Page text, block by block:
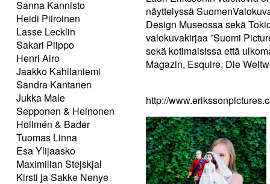
Sanna Kannisto
Heidi Piiroinen
Lasse Lecklin
Sakari Piippo
Henri Airo
Jaakko Kahilaniemi
Sandra Kantanen
Jukka Male
Sepponen & Heinonen
Hollmén & Bader
Tuomas Linna
Esa Ylijaasko
Maximilian Stejskjal
Kirsti ja Sakke Nenye
näyttelyssä
Design Museossa sekä
valokuvakirjaa ”Suomi
sekä kotimaisissa että
Magazin, Esquire, Die
http://